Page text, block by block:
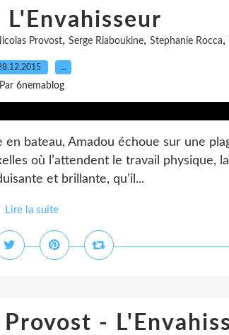
Provost, Serge Riaboukine, Stephanie Rocca,
…
Par 6nemablog
en bateau, Amadou échoue sur une
où l’attendent le travail physique,
et brillante, qu’il...
Lire la suite
-